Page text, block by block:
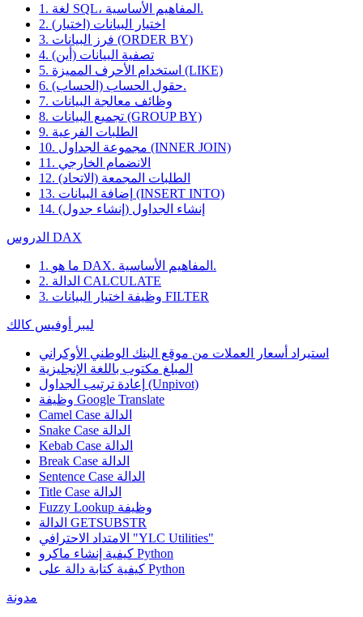
1. لغة SQL، المفاهيم الأساسية.
2. اختيار البيانات (اختيار)
3. فرز البيانات (ORDER BY)
4. تصفية البيانات (أين)
5. استخدام الأحرف المميزة (LIKE)
6. حقول الحساب (الحساب).
7. وظائف معالجة البيانات
8. تجميع البيانات (GROUP BY)
9. الطلبات الفرعية
10. مجموعة الجداول (INNER JOIN)
11. الانضمام الخارجي
12. الطلبات المجمعة (الاتحاد)
13. إضافة البيانات (INSERT INTO)
14. إنشاء الجداول (إنشاء جدول)
الدروس DAX
1. ما هو DAX. المفاهيم الأساسية.
2. الدالة CALCULATE
3. وظيفة اختيار البيانات FILTER
ليبر أوفيس كالك
استيراد أسعار العملات من موقع البنك الوطني الأوكراني
المبلغ مكتوب باللغة الإنجليزية
إعادة ترتيب الجداول (Unpivot)
Google Translate
Camel Case الدالة
Snake Case الدالة
Kebab Case الدالة
Break Case الدالة
Sentence Case الدالة
Title Case الدالة
Fuzzy Lookup وظيفة
الدالة GETSUBSTR
الامتداد الاحترافي "YLC Utilities"
كيفية إنشاء ماكرو Python
كيفية كتابة دالة على Python
مدونة